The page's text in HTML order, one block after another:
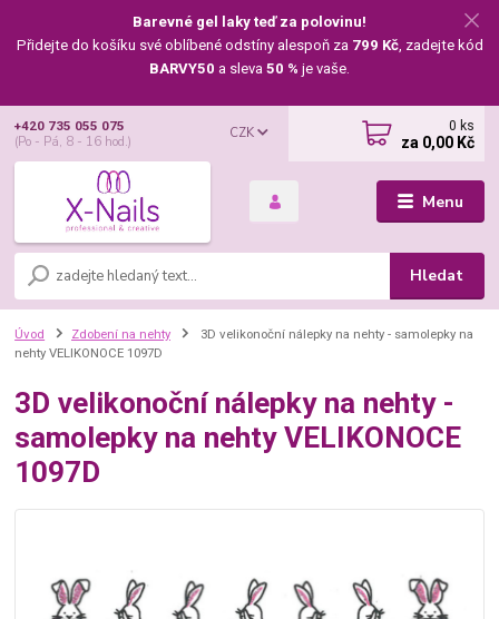
Barevné gel laky teď za polovinu!
Přidejte do košíku své oblíbené odstíny alespoň za 799 Kč, zadejte kód
BARVY50 a sleva 50 % je vaše.
Menu
CZK
Hledat
+420 735 055 075
(Po - Pá, 8 - 16 hod.)
0 ks
za 0,00 Kč
Úvod Zdobení na nehty
3D velikonoční nálepky na nehty - samolepky na
nehty VELIKONOCE 1097D
3D velikonoční nálepky na nehty -
samolepky na nehty VELIKONOCE
1097D